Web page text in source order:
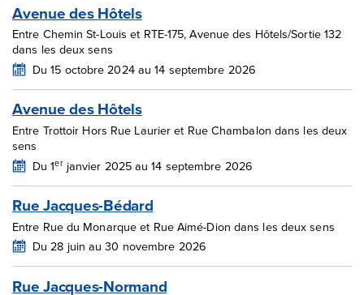
Avenue des Hôtels
Entre Chemin St-Louis et RTE-175, Avenue des Hôtels/Sortie 132
dans les deux sens
Du 15 octobre 2024 au 14 septembre 2026
Avenue des Hôtels
Entre Trottoir Hors Rue Laurier et Rue Chambalon dans les deux
sens
Du 1erjanvier 2025 au 14 septembre 2026
Rue Jacques-Bédard
Entre Rue du Monarque et Rue Aimé-Dion dans les deux sens
Du 28 juin au 30 novembre 2026
Rue Jacques-Normand